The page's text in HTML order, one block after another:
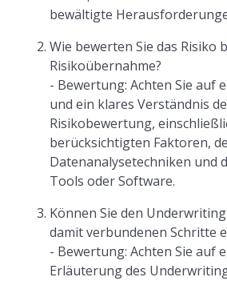
bewältigte
Wie bewerten Sie das Risiko
Risikoübernahme?
- Bewertung: Achten Sie auf
und ein klares Verständnis
Risikobewertung,
berücksichtigten Faktoren,
Datenanalysetechniken und
Tools oder Software.
Können Sie den
damit verbundenen Schritte
- Bewertung: Achten Sie auf
Erläuterung des